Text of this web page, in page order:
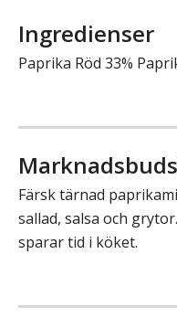
Ingredienser
Paprika Röd 33%
Färsk tärnad
sallad, salsa och
sparar tid i köket.